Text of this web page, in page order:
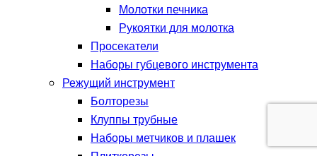
Молотки печника
Рукоятки для молотка
Просекатели
Наборы губцевого инструмента
Режущий инструмент
Болторезы
Клуппы трубные
Наборы метчиков и плашек